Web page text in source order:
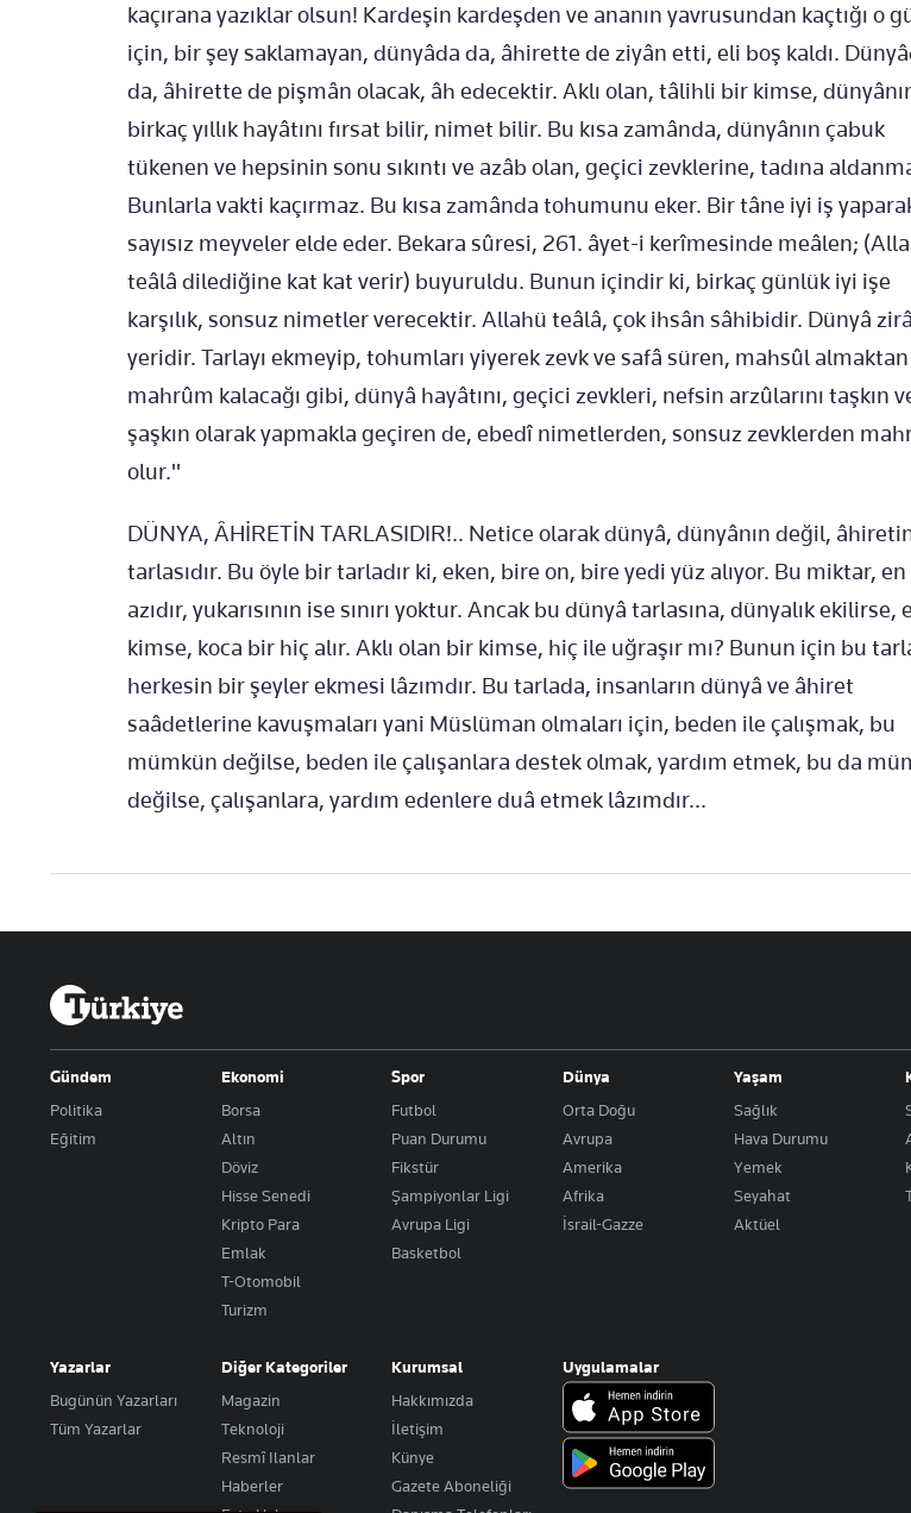
kaçırana yazıklar olsun! Kardeşin kardeşden ve ananın yavrusundan kaçtığı o
için, bir şey saklamayan, dünyâda da, âhirette de ziyân etti, eli boş kaldı.
da, âhirette de pişmân olacak, âh edecektir. Aklı olan, tâlihli bir kimse,
birkaç yıllık hayâtını fırsat bilir, nimet bilir. Bu kısa zamânda, dünyânın çabuk
tükenen ve hepsinin sonu sıkıntı ve azâb olan, geçici zevklerine, tadına
Bunlarla vakti kaçırmaz. Bu kısa zamânda tohumunu eker. Bir tâne iyi iş
sayısız meyveler elde eder. Bekara sûresi, 261. âyet-i kerîmesinde meâlen;
teâlâ dilediğine kat kat verir) buyuruldu. Bunun içindir ki, birkaç günlük iyi işe
karşılık, sonsuz nimetler verecektir. Allahü teâlâ, çok ihsân sâhibidir. Dünyâ
yeridir. Tarlayı ekmeyip, tohumları yiyerek zevk ve safâ süren, mahsûl almaktan
mahrûm kalacağı gibi, dünyâ hayâtını, geçici zevkleri, nefsin arzûlarını taşkın
şaşkın olarak yapmakla geçiren de, ebedî nimetlerden, sonsuz zevklerden
olur."
DÜNYA, ÂHİRETİN TARLASIDIR!.. Netice olarak dünyâ, dünyânın değil,
tarlasıdır. Bu öyle bir tarladır ki, eken, bire on, bire yedi yüz alıyor. Bu miktar, en
azıdır, yukarısının ise sınırı yoktur. Ancak bu dünyâ tarlasına, dünyalık ekilirse,
kimse, koca bir hiç alır. Aklı olan bir kimse, hiç ile uğraşır mı? Bunun için bu
herkesin bir şeyler ekmesi lâzımdır. Bu tarlada, insanların dünyâ ve âhiret
saâdetlerine kavuşmaları yani Müslüman olmaları için, beden ile çalışmak, bu
mümkün değilse, beden ile çalışanlara destek olmak, yardım etmek, bu da
değilse, çalışanlara, yardım edenlere duâ etmek lâzımdır...
Gündem
Politika
Eğitim
Ekonomi
Borsa
Altın
Döviz
Hisse Senedi
Kripto Para
Emlak
T-Otomobil
Turizm
Spor
Futbol
Puan Durumu
Fikstür
Şampiyonlar Ligi
Avrupa Ligi
Basketbol
Dünya
Orta Doğu
Avrupa
Amerika
Afrika
İsrail-Gazze
Yaşam
Sağlık
Hava Durumu
Yemek
Seyahat
Aktüel
Yazarlar
Bugünün Yazarları
Tüm Yazarlar
Diğer Kategoriler
Magazin
Teknoloji
Resmî Ilanlar
Haberler
Kurumsal
Hakkımızda
İletişim
Künye
Gazete Aboneliği
Uygulamalar